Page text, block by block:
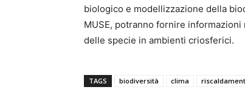
biologico e modellizzazione della
MUSE, potranno fornire
delle specie in ambienti criosferici.
TAGS biodiversità clima